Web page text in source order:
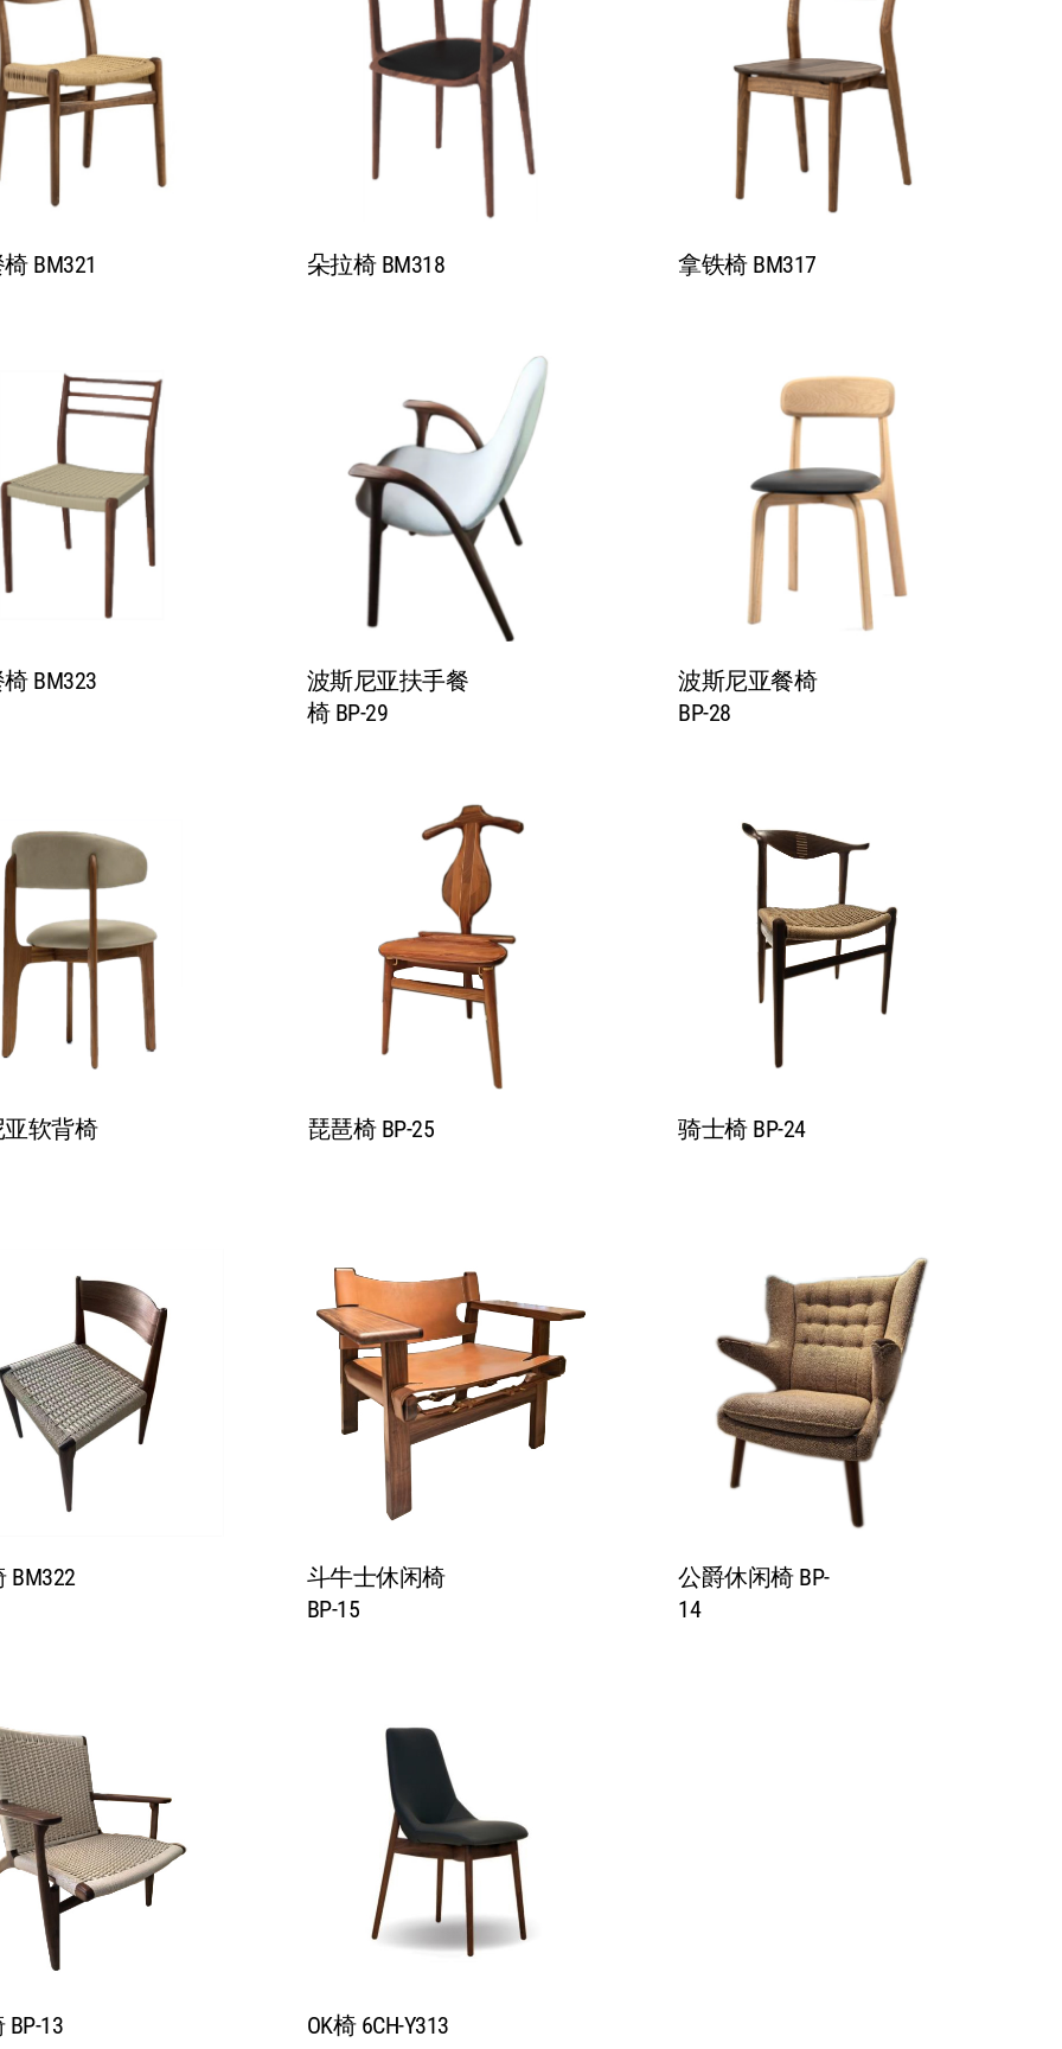
BM321 朵拉椅 BM318 拿铁椅 BM317
BM323
波斯尼亚扶手餐
椅 BP-29
波斯尼亚餐椅
BP-28
软背椅 琵琶椅 BP-25 骑士椅 BP-24
BM322
斗牛士休闲椅
BP-15
公爵休闲椅 BP-
14
13 OK椅 6CH-Y313